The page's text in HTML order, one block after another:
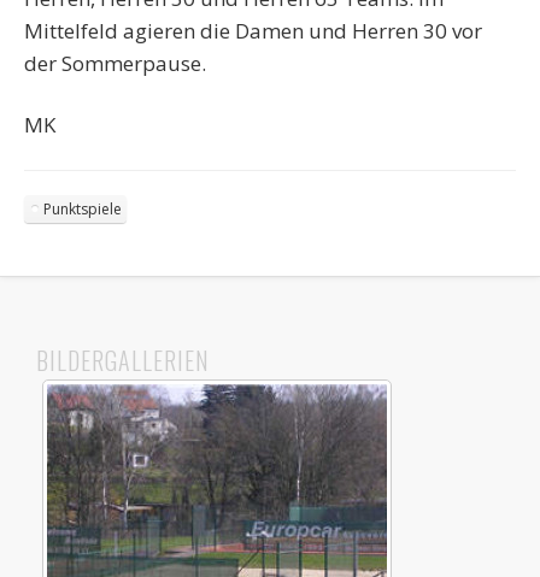
Mittelfeld agieren die Damen und Herren 30 vor
der Sommerpause.
MK
Punktspiele
BILDERGALLERIEN